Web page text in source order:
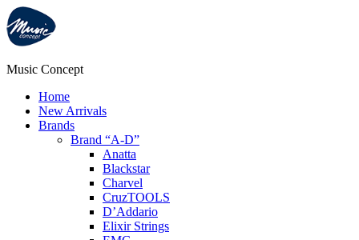
Music Concept
Home
New Arrivals
Brands
Brand “A-D”
Anatta
Blackstar
Charvel
CruzTOOLS
D’Addario
Elixir Strings